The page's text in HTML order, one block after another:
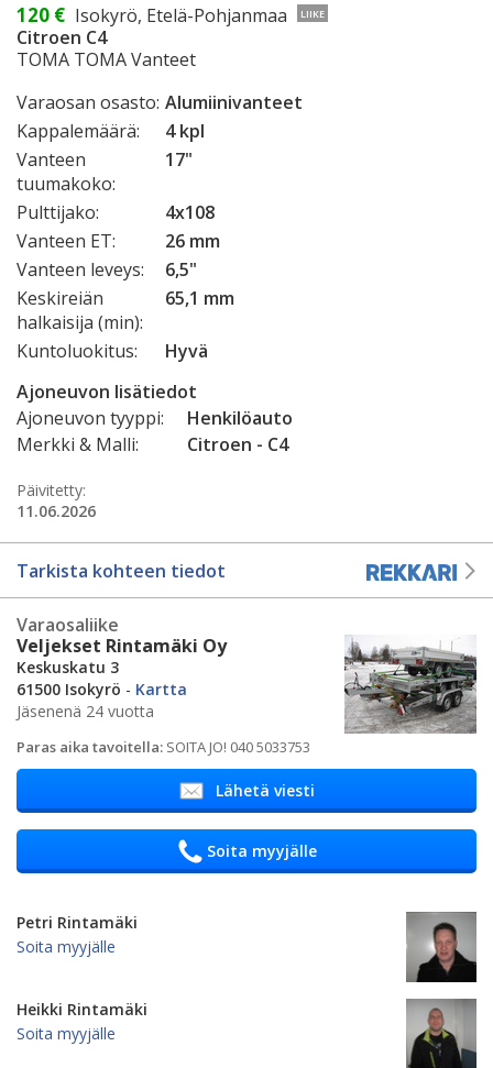
120 € Isokyrö, Etelä-Pohjanmaa LIIKE
Citroen C4
TOMA TOMA Vanteet
Varaosan osasto: Alumiinivanteet
Kappalemäärä:
4 kpl
Vanteen
tuumakoko:
17"
Pulttijako:
4x108
Vanteen ET:
26 mm
Vanteen leveys:
6,5"
Keskireiän
halkaisija (min):
65,1 mm
Kuntoluokitus:
Hyvä
Ajoneuvon lisätiedot
Ajoneuvon tyyppi:
Henkilöauto
Merkki & Malli:
Citroen - C4
Päivitetty:
11.06.2026
Tarkista kohteen tiedot
Varaosaliike
Veljekset Rintamäki Oy
Keskuskatu 3
61500 Isokyrö - Kartta
Jäsenenä 24 vuotta
Paras aika tavoitella: SOITA JO! 040 5033753
Lähetä viesti
Soita myyjälle
Petri Rintamäki
Soita myyjälle
Heikki Rintamäki
Soita myyjälle